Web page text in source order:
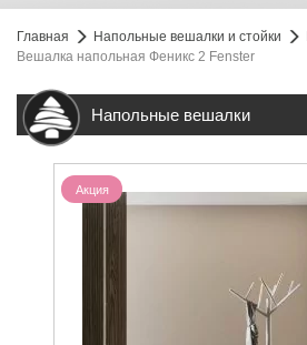
Главная Напольные вешалки и стойки
Вешалка напольная Феникс 2 Fenster
Напольные вешалки
Акция